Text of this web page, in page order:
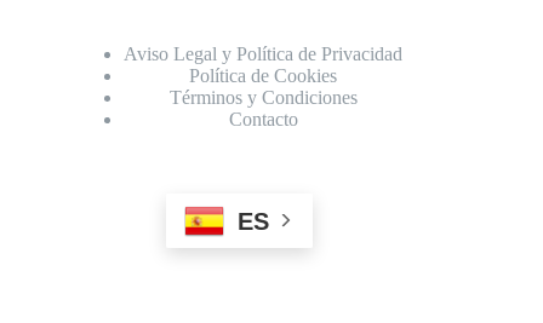
Aviso Legal y Política de Privacidad
Política de Cookies
Términos y Condiciones
Contacto
ES